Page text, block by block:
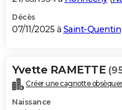
Décès
07/11/2025 à Saint-Quentin
Yvette RAMETTE
Créer une cagnotte
Naissance